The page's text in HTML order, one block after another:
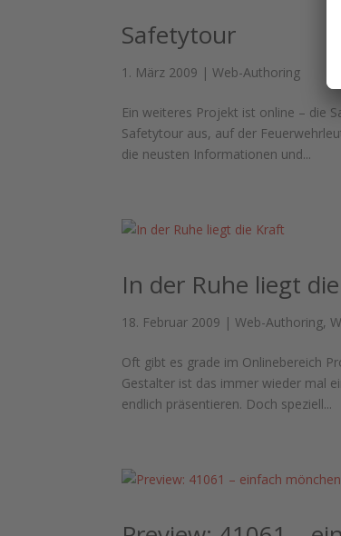
Safetytour
1. März 2009 |Web-Authoring
Ein weiteres Projekt ist online – die
Safetytour aus, auf der
die neusten Informationen und...
In der Ruhe liegt
18. Februar 2009 |Web-Authoring,
Oft gibt es grade im Onlinebereich
Gestalter ist das immer wieder mal
endlich präsentieren. Doch speziell...